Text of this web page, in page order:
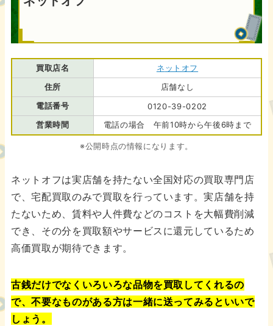
買取店名 ネ ットオフ
住所
店舗なし
電話番号
0120-39-0202
営業時間
電話の場合 午前10時から午後6時まで
※公開時点の情報になります。
ネットオフは実店舗を持たない全国対応の買取専門店
で、宅配買取のみで買取を行っています。実店舗を持
たないため、賃料や人件費などのコストを大幅費削減
でき、その分を買取額やサービスに還元しているため
高価買取が期待できます。
古銭だけでなくいろいろな品物を買取してくれるの
で、不要なものがある方は一緒に送ってみるといいで
しょう。